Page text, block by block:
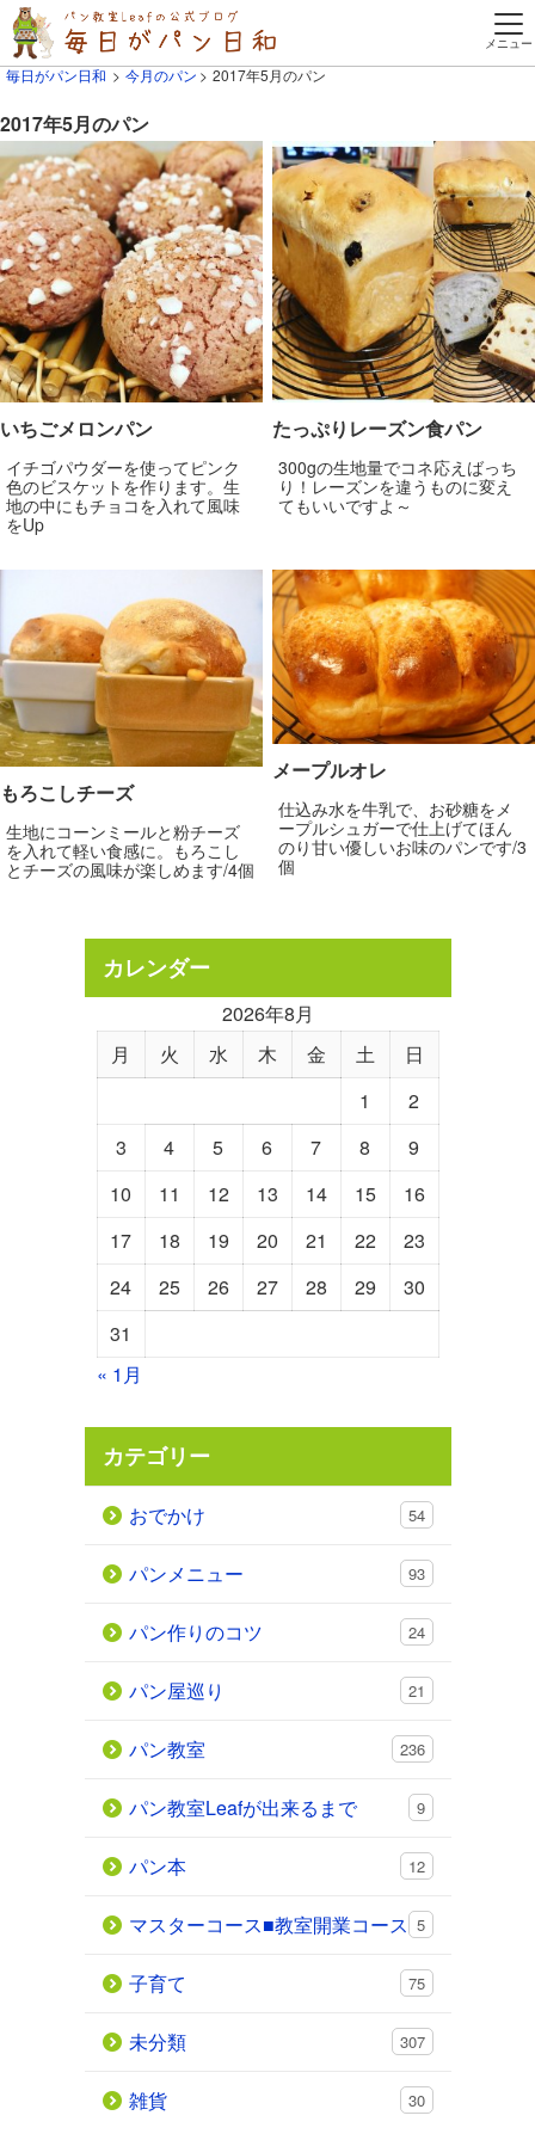
毎日がパン日和 今月のパン 2017年5月のパン
2017年5月のパン
いちごメロンパン
イチゴパウダーを使ってピンク
色のビスケットを作ります。生
地の中にもチョコを入れて風味
をUp
たっぷりレーズン食パン
300gの生地量でコネ応えばっち
り！レーズンを違うものに変え
てもいいですよ～
もろこしチーズ
生地にコーンミールと粉チーズ
を入れて軽い食感に。もろこし
とチーズの風味が楽しめます/4個
メープルオレ
仕込み水を牛乳で、お砂糖をメ
ープルシュガーで仕上げてほん
のり甘い優しいお味のパンです/3
個
カレンダー
2026年8月
月
火 水 木 金 土
日
1
2
3
4 5 6 7 8
9
10
11 12 13 14 15
16
17
18 19 20 21 22
23
24
25 26 27 28 29
30
31
« 1月
カテゴリー
おでかけ 54
パンメニュー 93
パン作りのコツ 24
パン屋巡り 21
パン教室 236
パン教室Leafが出来るまで 9
パン本 12
マスターコース■教室開業コース 5
子育て 75
未分類 307
雑貨 30